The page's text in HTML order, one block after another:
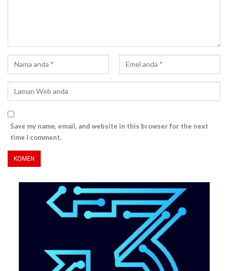
Save my name, email, and website in this browser for the next
time I comment.